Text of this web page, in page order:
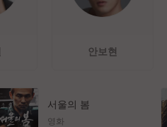
안보현
서울의 봄
영화